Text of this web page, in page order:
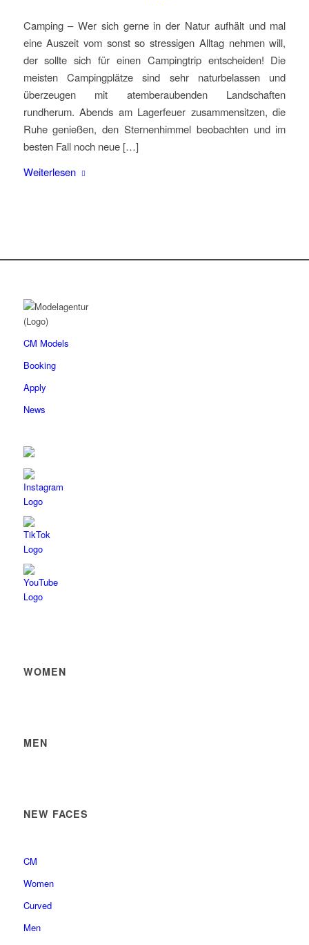
Camping – Wer sich gerne in der Natur aufhält und mal
eine Auszeit vom sonst so stressigen Alltag nehmen will,
der sollte sich für einen Campingtrip entscheiden! Die
meisten Campingplätze sind sehr naturbelassen und
überzeugen mit atemberaubenden Landschaften
rundherum. Abends am Lagerfeuer zusammensitzen, die
Ruhe genießen, den Sternenhimmel beobachten und im
besten Fall noch neue […]
Weiterlesen
CM Models
Booking
Apply
News
WOMEN
MEN
NEW FACES
CM
Women
Curved
Men